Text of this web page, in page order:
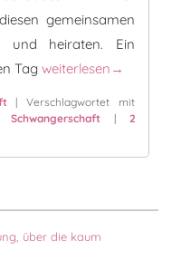
gemeinsamen
und heiraten. Ein
TagSchwanger
weiterlesen →
| Verschlagwortet mit
Schwangerschaft | 2
über die kaum